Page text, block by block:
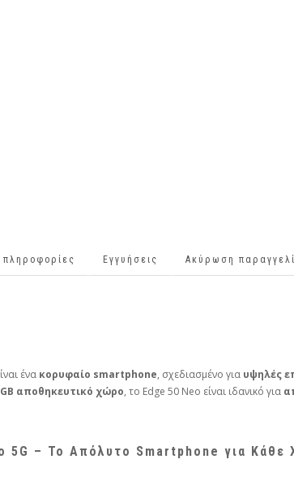
πληροφορίες Εγγυήσεις Ακύρωση
ένα κορυφαίο smartphone, σχεδιασμένο για υψηλές
αποθηκευτικό χώρο, το Edge 50 Neo είναι ιδανικό για
5G – Το Απόλυτο Smartphone για Κάθε